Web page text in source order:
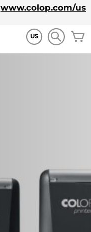
www.colop.com/us
US